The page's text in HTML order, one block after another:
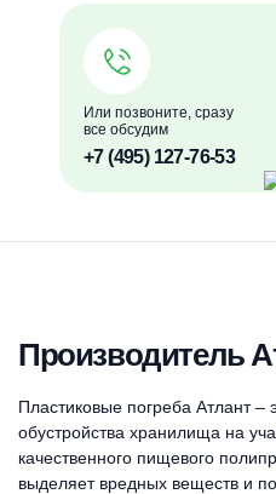
Или позвоните, сразу
все обсудим
+7 (495) 127-76-53
Производитель
Пластиковые погреба Атлант
обустройства хранилища на
качественного пищевого
выделяет вредных веществ и